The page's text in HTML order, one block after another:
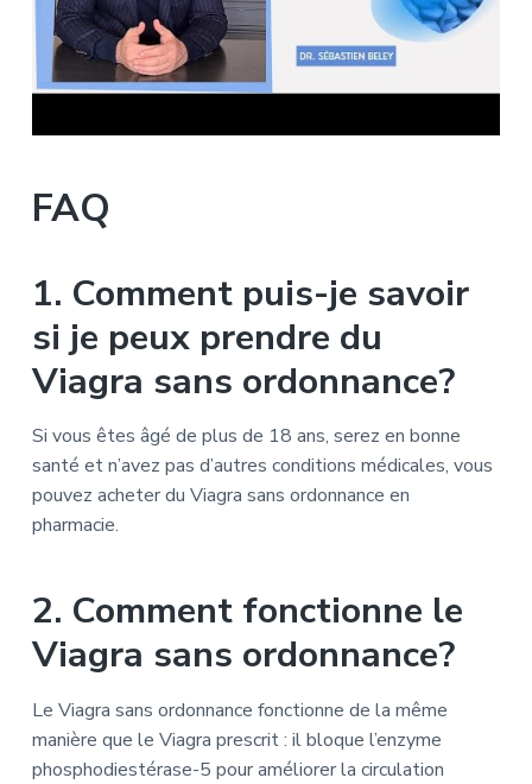
FAQ
1. Comment puis-je savoir
si je peux prendre du
Viagra sans ordonnance?
Si vous êtes âgé de plus de 18 ans, serez en bonne
santé et n’avez pas d’autres conditions médicales, vous
pouvez acheter du Viagra sans ordonnance en
pharmacie.
2. Comment fonctionne le
Viagra sans ordonnance?
Le Viagra sans ordonnance fonctionne de la même
manière que le Viagra prescrit : il bloque l’enzyme
phosphodiestérase-5 pour améliorer la circulation